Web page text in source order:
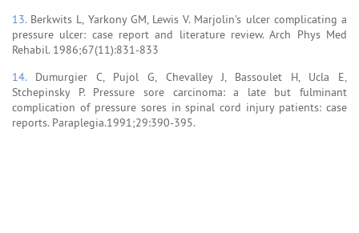
13. Berkwits L, Yarkony GM, Lewis V. Marjolin's ulcer complicating a
pressure ulcer: case report and literature review. Arch Phys Med
Rehabil. 1986;67(11):831-833
14. Dumurgier C, Pujol G, Chevalley J, Bassoulet H, Ucla E,
Stchepinsky P. Pressure sore carcinoma: a late but fulminant
complication of pressure sores in spinal cord injury patients: case
reports. Paraplegia.1991;29:390-395.